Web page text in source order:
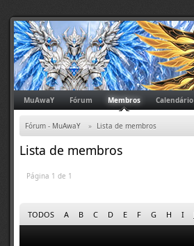
MuAwaY Fórum Membros Calendário
Fórum - MuAwaY » Lista de membros
Lista de membros
Página 1 de 1
TODOS A B C D E F G H I